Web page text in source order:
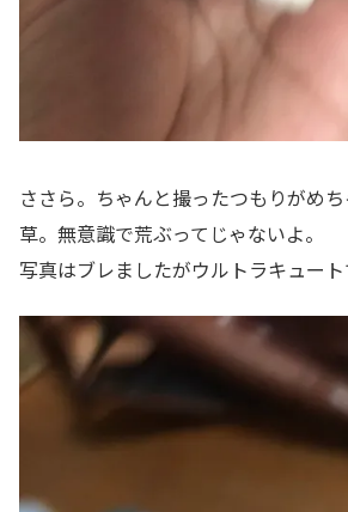
ささら。ちゃんと撮ったつもりがめ
草。無意識で荒ぶってじゃないよ。
写真はブレましたがウルトラキュート